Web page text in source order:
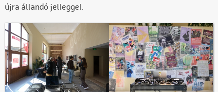
újra állandó jelleggel.